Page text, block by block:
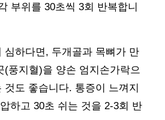
부위를 30초씩 3회 반복합니
심하다면, 두개골과 목뼈가 만
(풍지혈)을 양손 엄지손가락으
것도 좋습니다. 통증이 느껴지
하고 30초 쉬는 것을 2-3회 반